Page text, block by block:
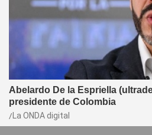
Abelardo De la Espriella
presidente de Colombia
La ONDA digital